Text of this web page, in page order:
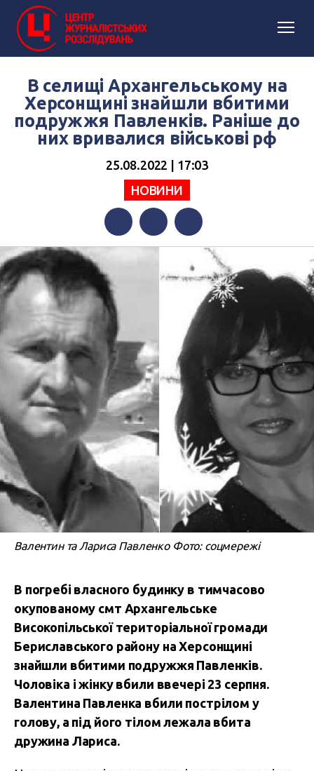
В селищі Архангельському на
Херсонщині знайшли вбитими
подружжя Павленків. Раніше до
них вривалися військові рф
25.08.2022 | 17:03
НОВИНИ
FacebookTwitterTelegram
Валентин та Лариса Павленко Фото: соцмережі
В погребі власного будинку в тимчасово
окупованому смт Архангельське
Високопільської територіальної громади
Бериславського району на Херсонщині
знайшли вбитими подружжя Павленків.
Чоловіка і жінку вбили ввечері 23 серпня.
Валентина Павленка вбили пострілом у
голову, а під його тілом лежала вбита
дружина Лариса.